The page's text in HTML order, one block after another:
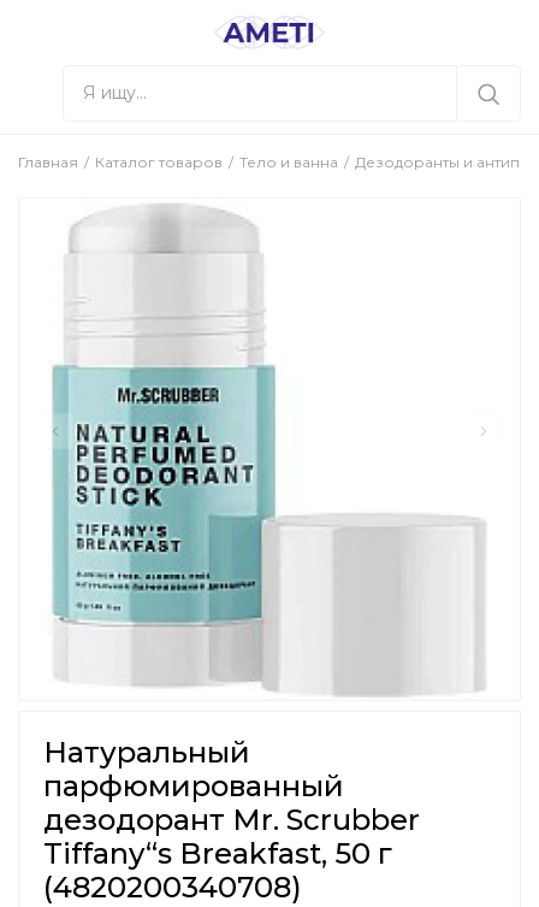
Главная Каталог товаров Тело и ванна Дезодоранты и
Натуральный
парфюмированный
дезодорант Mr. Scrubber
Tiffany“s Breakfast, 50 г
(4820200340708)